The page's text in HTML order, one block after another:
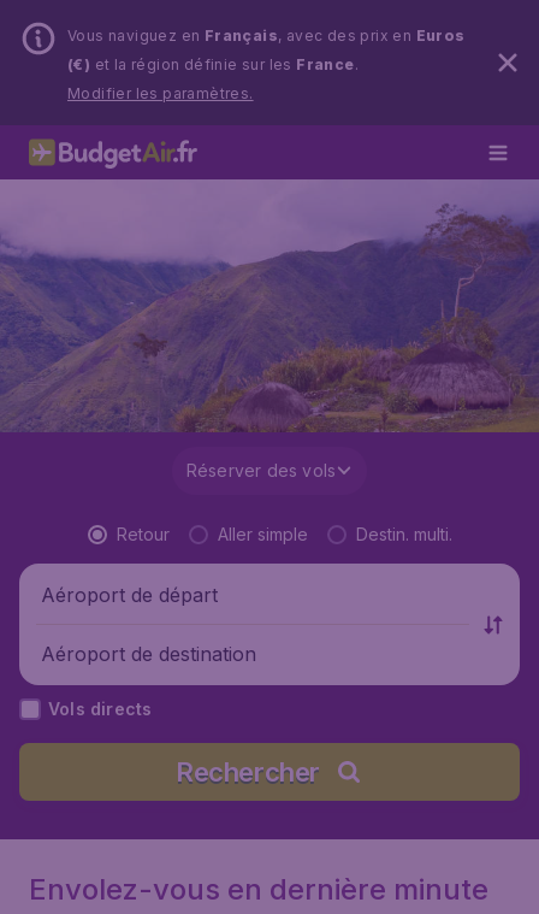
Vous naviguez en Français, avec des prix en Euros
(€) et la région définie sur les France.
Modifier les paramètres.
Réserver des vols
Retour Aller simple Destin. multi.
Aéroport de départ
Aéroport de destination
Vols directs
Rechercher
Envolez-vous en dernière minute